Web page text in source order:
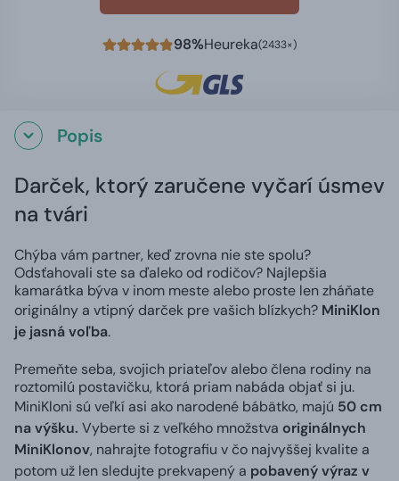
98%Heureka(2433×)
Popis
Darček, ktorý zaručene vyčarí úsmev
na tvári
Chýba vám partner, keď zrovna nie ste spolu?
Odsťahovali ste sa ďaleko od rodičov? Najlepšia
kamarátka býva v inom meste alebo proste len zháňate
originálny a vtipný darček pre vašich blízkych? MiniKlon
je jasná voľba.
Premeňte seba, svojich priateľov alebo člena rodiny na
roztomilú postavičku, ktorá priam nabáda objať si ju.
MiniKloni sú veľkí asi ako narodené bábätko, majú 50 cm
na výšku. Vyberte si z veľkého množstva originálnych
MiniKlonov, nahrajte fotografiu v čo najvyššej kvalite a
potom už len sledujte prekvapený a pobavený výraz v